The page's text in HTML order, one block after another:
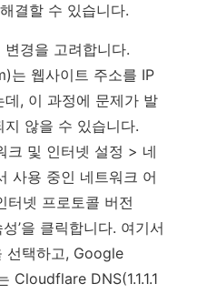
결할 수 있습니다.
경을 고려합니다.
는 웹사이트 주소를 IP
, 이 과정에 문제가 발
않을 수 있습니다.
크 및 인터넷 설정 > 네
사용 중인 네트워크 어
터넷 프로토콜 버전
’을 클릭합니다. 여기서
선택하고, Google
Cloudflare DNS(1.1.1.1